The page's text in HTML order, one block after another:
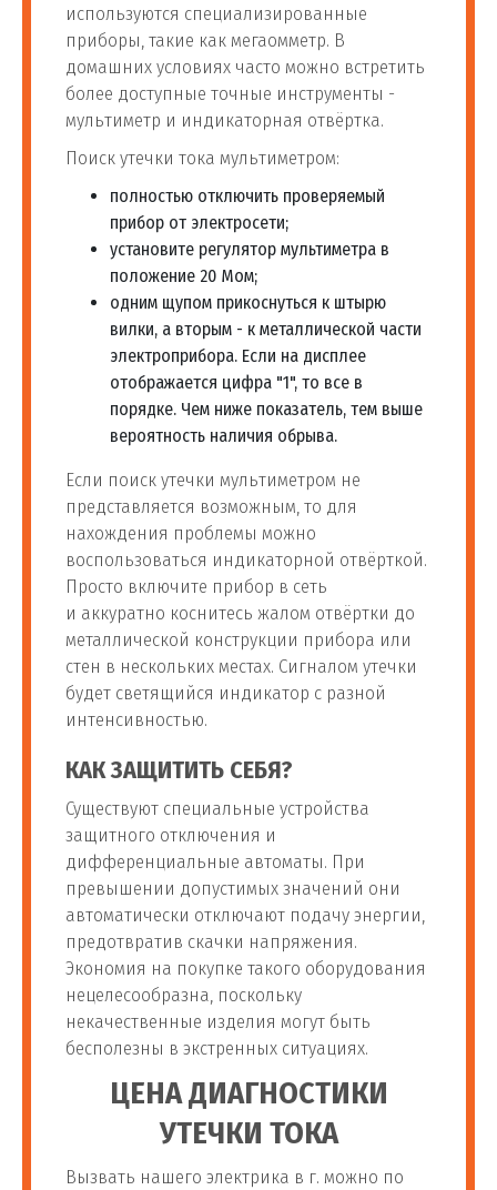
используются специализированные
приборы, такие как мегаомметр. В
домашних условиях часто можно встретить
более доступные точные инструменты -
мультиметр и индикаторная отвёртка.
Поиск утечки тока мультиметром:
полностью отключить проверяемый
прибор от электросети;
установите регулятор мультиметра в
положение 20 Мом;
одним щупом прикоснуться к штырю
вилки, а вторым - к металлической части
электроприбора. Если на дисплее
отображается цифра "1", то все в
порядке. Чем ниже показатель, тем выше
вероятность наличия обрыва.
Если поиск утечки мультиметром не
представляется возможным, то для
нахождения проблемы можно
воспользоваться индикаторной отвёрткой.
Просто включите прибор в сеть
и аккуратно коснитесь жалом отвёртки до
металлической конструкции прибора или
стен в нескольких местах. Сигналом утечки
будет светящийся индикатор с разной
интенсивностью.
КАК ЗАЩИТИТЬ СЕБЯ?
Существуют специальные устройства
защитного отключения и
дифференциальные автоматы. При
превышении допустимых значений они
автоматически отключают подачу энергии,
предотвратив скачки напряжения.
Экономия на покупке такого оборудования
нецелесообразна, поскольку
некачественные изделия могут быть
бесполезны в экстренных ситуациях.
ЦЕНА ДИАГНОСТИКИ
УТЕЧКИ ТОКА
Вызвать нашего электрика в г. можно по